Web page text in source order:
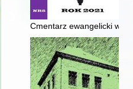
Cmentarz ewangelicki w